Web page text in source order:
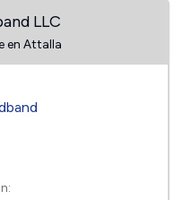
LLC
en Attalla